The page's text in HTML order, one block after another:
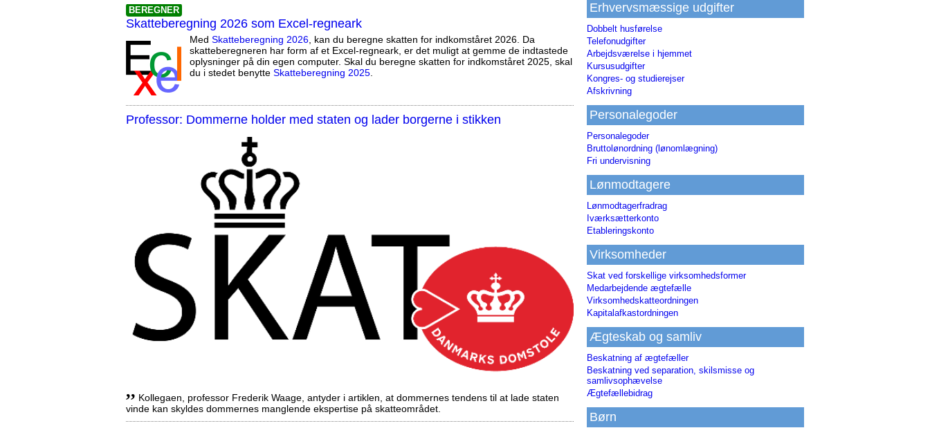
BEREGNER
Skatteberegning 2026 som Excel-regneark
Med Skatteberegning 2026 , kan du beregne skatten for indkomståret 2026. Da
skatteberegneren har form af et Excel-regneark, er det muligt at gemme de indtastede
oplysninger på din egen computer. Skal du beregne skatten for indkomståret 2025, skal
du i stedet benytte Skatteberegning 2025
Professor: Dommerne holder med staten og lader borgerne i stikken
,, Kollegaen, professor Frederik Waage, antyder i artiklen, at dommernes tendens til at lade staten
vinde kan skyldes dommernes manglende ekspertise på skatteområdet.
Erhvervsmæssige udgifter
Dobbelt husførelse
Telefonudgifter
Arbejdsværelse i hjemmet
Kursusudgifter
Kongres- og studierejser
Afskrivning
Personalegoder
Personalegoder
Bruttolønordning (lønomlægning)
Fri undervisning
Lønmodtagere
Lønmodtagerfradrag
Iværksætterkonto
Etableringskonto
Virksomheder
Skat ved forskellige virksomhedsformer
Medarbejdende ægtefælle
Virksomhedskatteordningen
Kapitalafkastordningen
Ægteskab og samliv
Beskatning af ægtefæller
Beskatning ved separation, skilsmisse og
samlivsophævelse
Ægtefællebidrag
Børn